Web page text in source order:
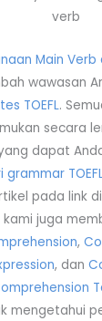
Main Verb
wawasan
tes TOEFL.
secara
dapat
grammar
pada link
kami juga
,
, dan
mengetahui